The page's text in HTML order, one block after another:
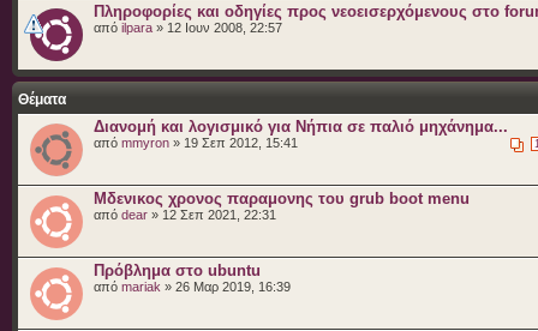
Πληροφορίες και οδηγίες προς νεοεισερχόμενους στο
από ilpara » 12 Ιουν 2008, 22:57
Θέματα
Διανομή και λογισμικό για Νήπια σε παλιό μηχάνημα...
από mmyron » 19 Σεπ 2012, 15:41
Μδενικος χρονος παραμονης του grub boot menu
από dear » 12 Σεπ 2021, 22:31
Πρόβλημα στο ubuntu
από mariak » 26 Μαρ 2019, 16:39